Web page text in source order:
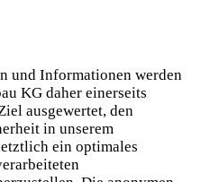
und Informationen werden
KG daher einerseits
ausgewertet, den
in unserem
ein optimales